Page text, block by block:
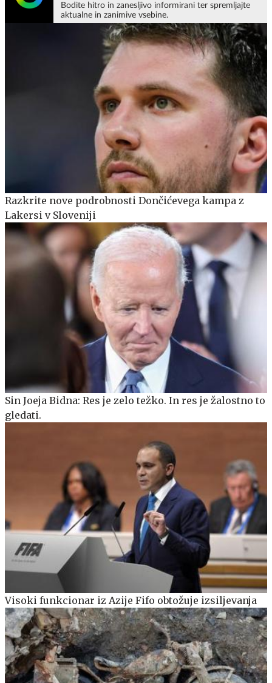
Bodite hitro in zanesljivo informirani ter spremljajte
aktualne in zanimive vsebine.
Razkrite nove podrobnosti Dončićevega kampa z
Lakersi v Sloveniji
Sin Joeja Bidna: Res je zelo težko. In res je žalostno to
gledati.
Visoki funkcionar iz Azije Fifo obtožuje izsiljevanja